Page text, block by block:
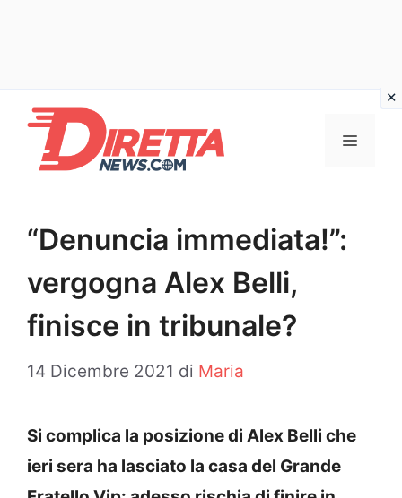
contenuto
Menu
“Denuncia immediata!”:
vergogna Alex Belli,
finisce in tribunale?
14 Dicembre 2021 di Maria
Si complica la posizione di Alex Belli che
ieri sera ha lasciato la casa del Grande